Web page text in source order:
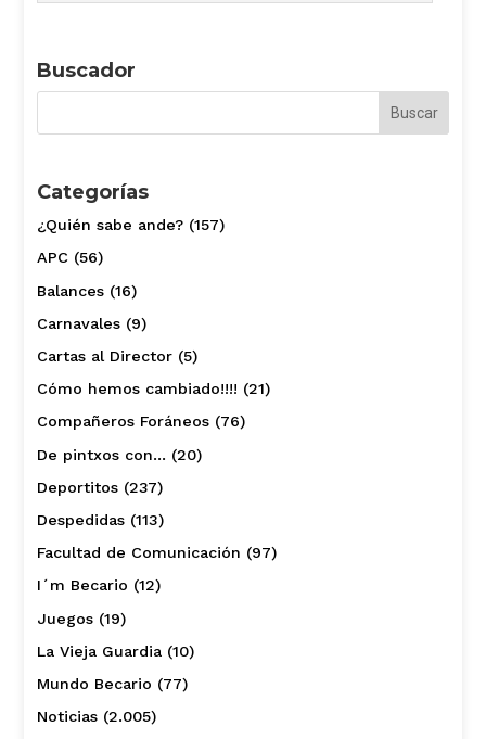
Buscador
Categorías
¿Quién sabe ande?(157)
APC(56)
Balances(16)
Carnavales(9)
Cartas al Director(5)
Cómo hemos cambiado!!!! (21)
Compañeros Foráneos(76)
De pintxos con… (20)
Deportitos(237)
Despedidas(113)
Facultad de Comunicación (97)
I´m Becario (12)
Juegos(19)
La Vieja Guardia(10)
Mundo Becario (77)
Noticias(2.005)